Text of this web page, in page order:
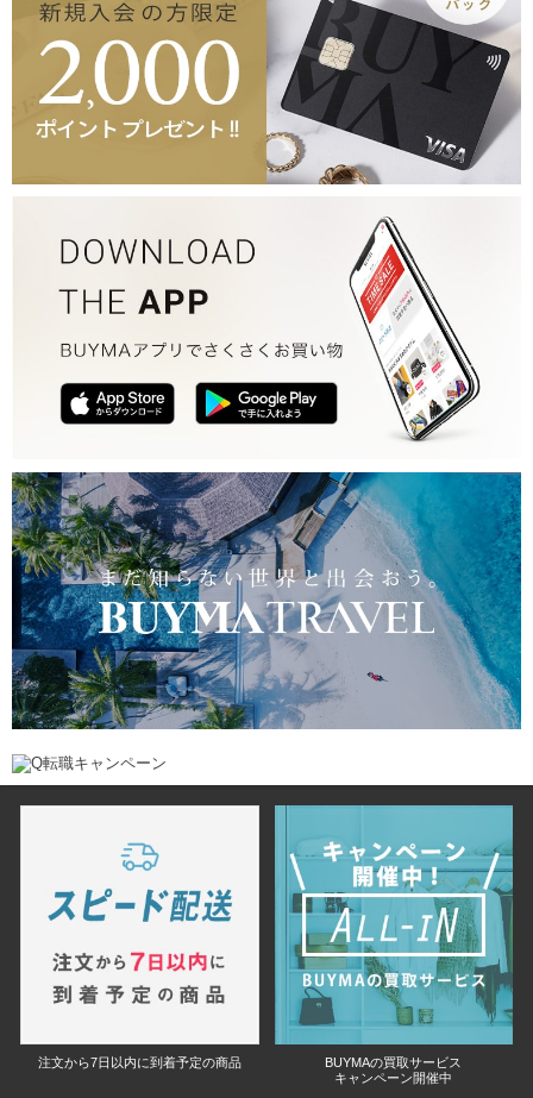
注文から7日以内に到着予定の商品
BUYMAの買取サービス
キャンペーン開催中